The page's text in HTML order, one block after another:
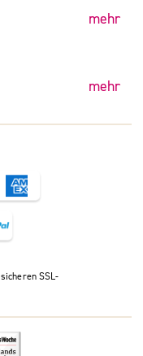
SSL-
mehr
mehr